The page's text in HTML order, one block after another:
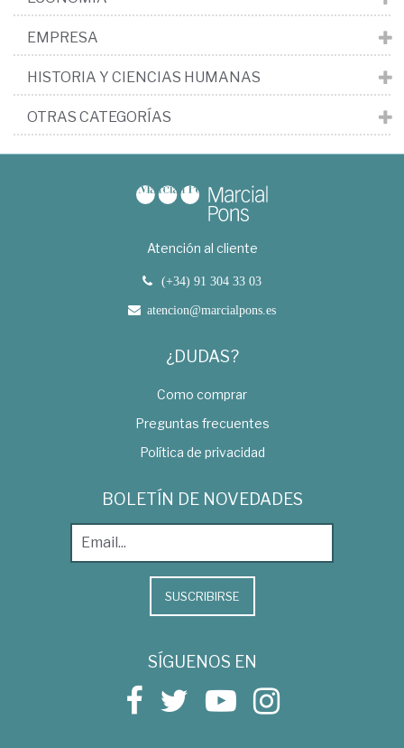
EMPRESA
HISTORIA Y CIENCIAS HUMANAS
OTRAS CATEGORÍAS
Atención al cliente
(+34) 91 304 33 03
atencion@marcialpons.es
¿DUDAS?
Como comprar
Preguntas frecuentes
Política de privacidad
BOLETÍN DE NOVEDADES
SUSCRIBIRSE
SÍGUENOS EN